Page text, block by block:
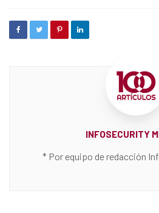
INFOSECURITY
* Por equipo de redacción